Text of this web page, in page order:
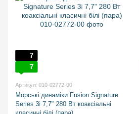
7
7
Артикул: 010-02772-00
Морські динаміки Fusion Signature
Series 3i 7,7" 280 Вт коаксіальні